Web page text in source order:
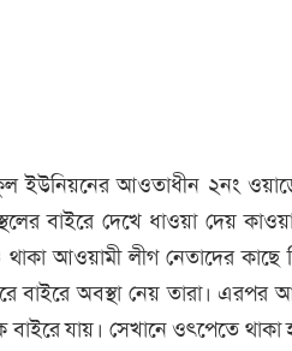
ইউনিয়নের আওতাধীন ২নং
বাইরে দেখে ধাওয়া দেয়
আওয়ামী লীগ নেতাদের কাছে
বাইরে অবস্থা নেয় তারা। এরপর
যায়। সেখানে ওৎপেতে থাকা